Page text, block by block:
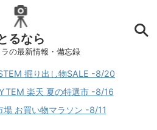
るなら
の最新情報・備忘録
掘り出し物SALE -8/20
楽天 夏の特選市 -8/16
場 お買い物マラソン -8/11